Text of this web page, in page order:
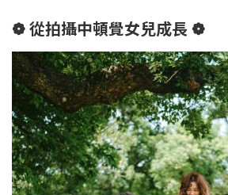
❁ 從拍攝中頓覺女兒成長 ❁